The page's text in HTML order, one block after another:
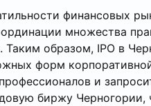
финансовых
множества
Таким образом, IPO в
форм
и
биржу Черногории,